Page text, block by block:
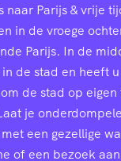
naar Parijs & vrije
in de vroege
Parijs. In de
de stad en heeft
de stad op
je
een gezellige
of een bezoek